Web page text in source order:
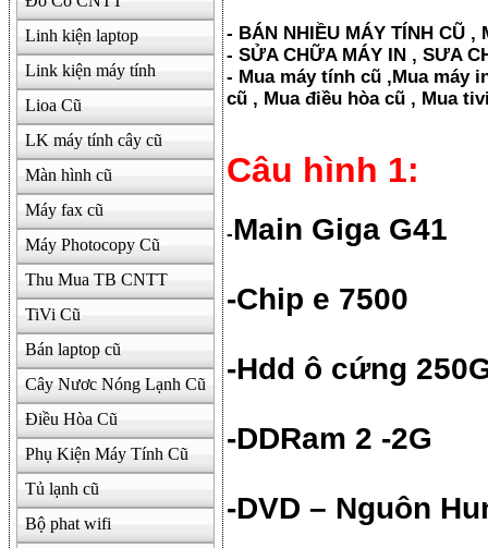
Linh kiện laptop
Link kiện máy tính
Lioa Cũ
LK máy tính cây cũ
Màn hình cũ
Máy fax cũ
Máy Photocopy Cũ
Thu Mua TB CNTT
TiVi Cũ
Bán laptop cũ
Cây Nươc Nóng Lạnh Cũ
Điều Hòa Cũ
Phụ Kiện Máy Tính Cũ
Tủ lạnh cũ
Bộ phat wifi
- BÁN NHIỀU MÁY TÍNH CŨ ,
- SỬA CHỮA MÁY IN , SƯA
- Mua máy tính cũ ,Mua máy
cũ , Mua điều hòa cũ , Mua
Câu hình 1:
-Main Giga G41
-Chip e 7500
-Hdd ô cứng
-DDRam 2 -2G
-DVD – Nguôn